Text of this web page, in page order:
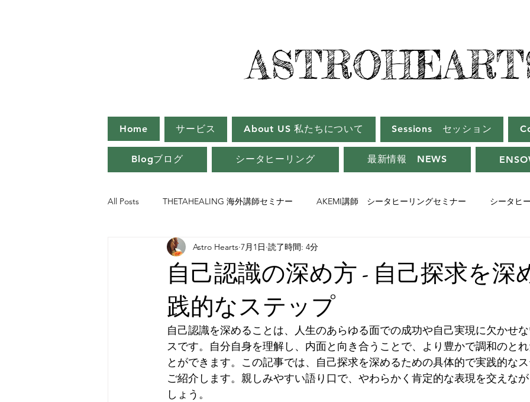
Home サービス About US 私たちについて Sessions セッション
Blogブログ シータヒーリング 最新情報 NEWS
All Posts THETAHEALING 海外講師セミナー AKEMI講師 シータヒーリングセミナー シータヒ
シータヒーリング インストラクターセミナー
自己認識の深め方 - 自己探求を深
践的なステップ
Astro Hearts 7月1日 読了時間: 4分
自己認識を深めることは、人生のあらゆる面での成功や自己実現に欠かせ
スです。自分自身を理解し、内面と向き合うことで、より豊かで調和のと
とができます。この記事では、自己探求を深めるための具体的で実践的な
ご紹介します。親しみやすい語り口で、やわらかく肯定的な表現を交えな
しょう。